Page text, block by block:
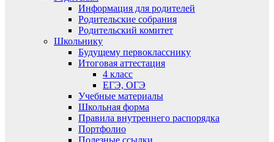
Информация для родителей
Родительские собрания
Родительский комитет
Школьнику
Будущему первокласснику
Итоговая аттестация
4 класс
ЕГЭ, ОГЭ
Учебные материалы
Школьная форма
Правила внутреннего распорядка
Портфолио
Полезные ссылки